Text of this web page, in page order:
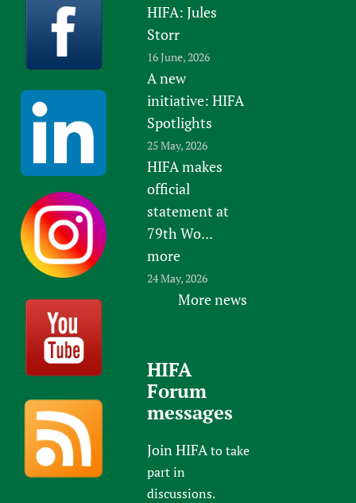
HIFA: Jules
Storr
16 June, 2026
A new
initiative: HIFA
Spotlights
25 May, 2026
HIFA makes
official
statement at
79th Wo...
more
24 May, 2026
More news
HIFA
Forum
messages
Join HIFAto take
part in
discussions.